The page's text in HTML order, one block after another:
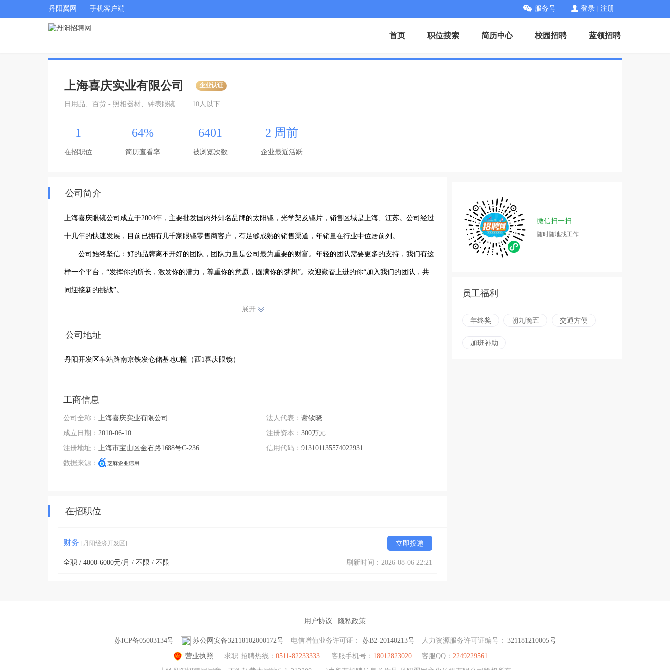
丹阳翼网 手机客户端 服务号 登录 注册
首页 职位搜索 简历中心 校园招聘 蓝领招聘
上海喜庆实业有限公司 企业认证
日用品、百货 - 照相器材、钟表眼镜 10人以下
1
在招职位
64%
简历查看率
6401
被浏览次数
2 周前
企业最近活跃
公司简介
上海喜庆眼镜公司成立于2004年，主要批发国内外知名品牌的太阳镜，光学架及镜片，销售区域是上海、江苏。公司经过
十几年的快速发展，目前已拥有几千家眼镜零售商客户，有足够成熟的销售渠道，年销量在行业中位居前列。
样一个平台，“发挥你的所长，激发你的潜力，尊重你的意愿，圆满你的梦想”。欢迎勤奋上进的你“加入我们的团队，共
同迎接新的挑战”。
展开
公司地址
丹阳开发区车站路南京铁发仓储基地C幢（西1喜庆眼镜）
工商信息
公司全称： 上海喜庆实业有限公司
成立日期： 2010-06-10
注册地址： 上海市宝山区金石路1688号C-236
数据来源：
法人代表： 谢钦晓
注册资本： 300万元
信用代码： 913101135574022931
在招职位
财务 [丹阳经济开发区] 立即投递
全职 / 4000-6000元/月 / 不限 / 不限 刷新时间：2026-08-06 22:21
微信扫一扫
随时随地找工作
员工福利
年终奖 朝九晚五 交通方便
加班补助
用户协议 隐私政策
苏ICP备05003134号 苏公网安备32118102000172号 电信增值业务许可证： 苏B2-20140213号 人力资源服务许可证编号： 321181210005号
营业执照 求职·招聘热线： 0511-82233333 客服手机号： 18012823020 客服QQ： 2249229561